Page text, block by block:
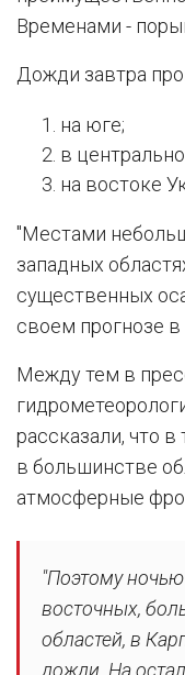
Временами -
Дожди завтра
на юге;
в
на востоке
"Местами
западных
существенных
своем прогнозе в
Между тем в
рассказали, что в
в большинстве
атмосферные
"Поэтому
восточных,
областей, в